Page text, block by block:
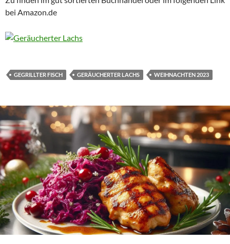
bei Amazon.de
GEGRILLTER FISCH GERÄUCHERTER LACHS WEIHNACHTEN 2023